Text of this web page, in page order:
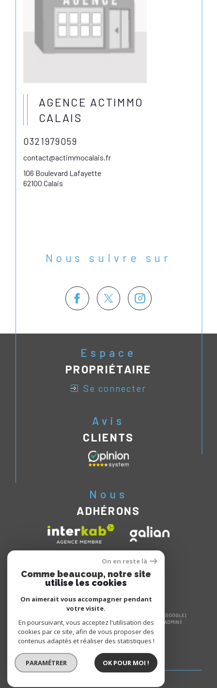
AGENCE ACTIMMO
CALAIS
0321979059
contact@actimmocalais.fr
106 Boulevard Lafayette
62100 Calais
Nous suivre sur
Espace
PROPRIÉTAIRE
se connecter
Avis
CLIENTS
Nous
ADHÉRONS
© 2026 | TOUS DROITS RÉSERVÉS | TRADUCTION POWERED BY GOOGLE |
NOS HONORAIRES
PLAN DU SITE MENTIONS LÉGALES
ADMIN
NOS LIENS
POLITIQUE RGPD COOKIES
On en reste là
Comme beaucoup, notre site
utilise les cookies
On aimerait vous accompagner pendant
votre visite.
En poursuivant, vous acceptez l'utilisation des
cookies par ce site, afin de vous proposer des
contenus adaptés et réaliser des statistiques !
PARAMÉTRER OK POUR MOI !